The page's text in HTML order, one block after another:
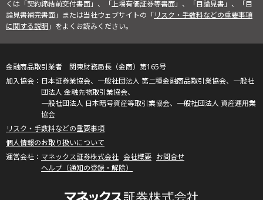
くは「契約締結前交付書面」、「上場有価証券等書面」、「目論見書」、「目
論見書補完書面」または当社ウェブサイトの「リスク・手数料などの重要事項
に関する説明」をよくお読みください。
金融商品取引業者 関東財務局長（金商）第165号
日本証券業協会、一般社団法人 第二種金融商品取引業協会、一般社
団法人 金融先物取引業協会、
一般社団法人 日本暗号資産等取引業協会、一般社団法人 資産運用業
協会
リスク・手数料などの重要事項
個人情報のお取り扱いについて
マネックス証券株式会社 会社概要 お問合せ
ヘルプ（通知の登録・解除）